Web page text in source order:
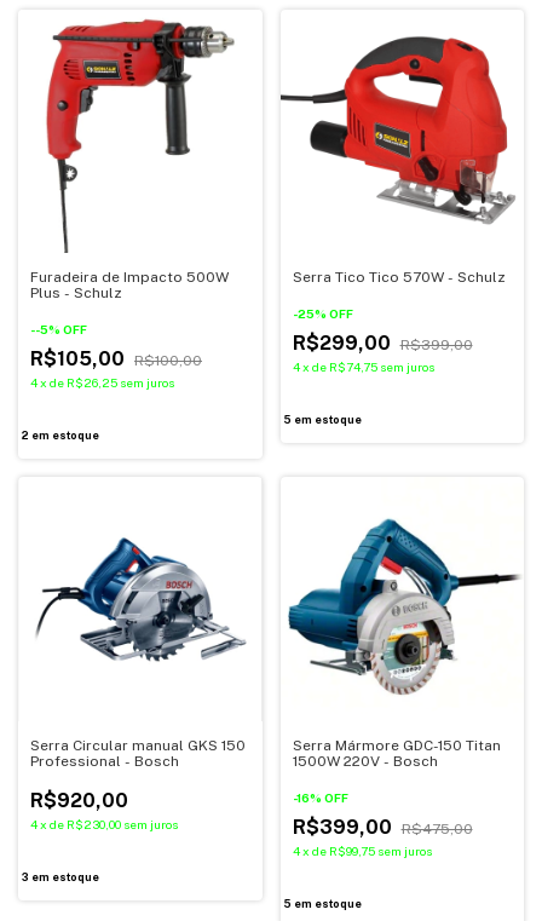
Furadeira de Impacto 500W
Plus - Schulz
--5% OFF
R$105,00 R$100,00
4x de R$26,25 sem juros
2 em estoque
Serra Tico Tico 570W - Schulz
-25% OFF
R$299,00 R$399,00
4 x de R$74,75 sem juros
5 em estoque
Serra Circular manual GKS 150
Professional - Bosch
R$920,00
4x de R$230,00 sem juros
3 em estoque
Serra Mármore GDC-150 Titan
1500W 220V - Bosch
-16% OFF
R$399,00 R$475,00
4 x de R$99,75 sem juros
5 em estoque